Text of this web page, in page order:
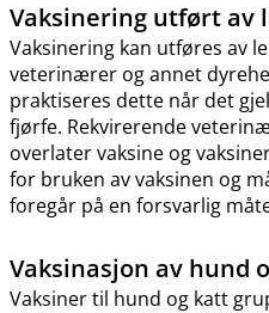
Vaksinering utført av
Vaksinering kan utføres av
veterinærer og annet
praktiseres dette når det
fjørfe. Rekvirerende
overlater vaksine og
for bruken av vaksinen og
foregår på en forsvarlig
Vaksinasjon av hund
Vaksiner til hund og katt